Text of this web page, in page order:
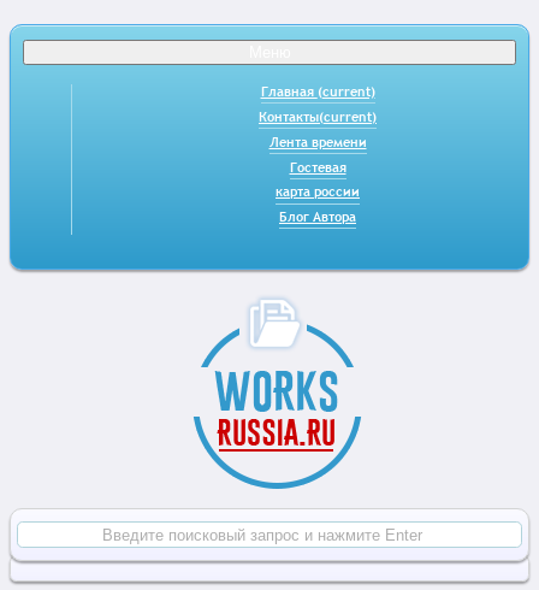
Главная (current)
Контакты(current)
Лента времени
Гостевая
карта россии
Блог Автора